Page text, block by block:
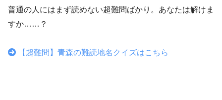
普通の人にはまず読めない超難問ばかり。あなたは解けま
すか……？
【超難問】青森の難読地名クイズはこちら